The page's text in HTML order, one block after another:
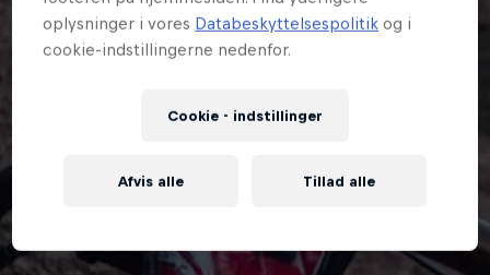
oplysninger i vores Databeskyttelsespolitik og i
cookie-indstillingerne nedenfor.
Cookie - indstillinger
Afvis alle Tillad alle